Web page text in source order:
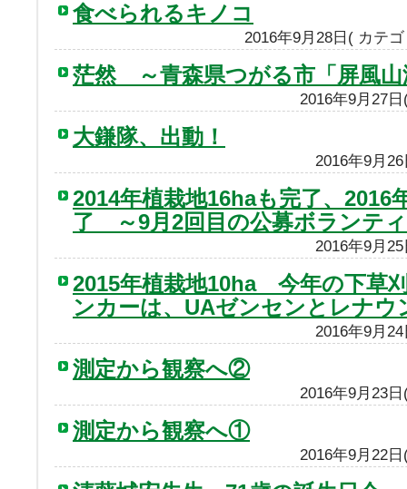
食べられるキノコ
2016年9月28日( カテ
茫然 ～青森県つがる市「屏風山
2016年9月27
大鎌隊、出動！
2016年9月
2014年植栽地16haも完了、2016
了 ～9月2回目の公募ボランテ
2016年9月
2015年植栽地10ha 今年の下草
ンカーは、UAゼンセンとレナウ
2016年9月
測定から観察へ②
2016年9月23
測定から観察へ①
2016年9月22